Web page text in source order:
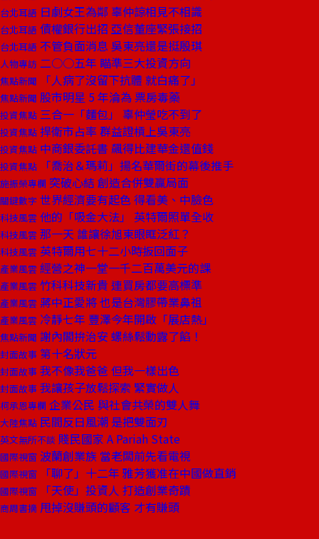
台北耳語 日劇女王為鄰 辜仲諒相見不相識
台北耳語 債權銀行出招 亞信董座緊張接招
台北耳語 不管負面消息 吳東亮還是挺殷琪
人物專訪 二○○五年 瞄準三大投資方向
焦點新聞 「人病了沒留下抗體 就白痛了」
焦點新聞 股市明星 5 年淪為 票房毒藥
投資焦點 三合一「麵包」 辜仲瑩吃不到了
投資焦點 捍衛市占率 群益證槓上吳東亮
投資焦點 中商銀委託書 飆得比建華金還值錢
投資焦點 「喬治＆瑪莉」揚名華爾街的幕後推手
施振榮專欄 突破心結 創造合併雙贏局面
關鍵數字 世界經濟要有起色 得看美、中臉色
科技風雲 他的「吸金大法」 英特爾照單全收
科技風雲 那一天 誰讓徐旭東眼眶泛紅？
科技風雲 英特爾用七十二小時扳回面子
產業風雲 經營之神一堂一千二百萬美元的課
產業風雲 竹科科技新貴 連買房都要高標準
產業風雲 蔣中正愛將 也是台灣膠帶業鼻祖
產業風雲 冷靜七年 豐澤今年開啟「展店熱」
焦點新聞 謝內閣拚治安 螺絲鬆動露了餡！
封面故事 第十名狀元
封面故事 我不像我爸爸 但我一樣出色
封面故事 我讓孩子放鬆探索 緊實做人
柯承恩專欄 企業公民 與社會共榮的雙人舞
大陸焦點 民間反日風潮 是把雙面刃
英文無所不談 賤民國家 A Pariah State
國際視窗 波蘭創業族 當老闆前先看電視
國際視窗 「聊了」十二年 雅芳獲准在中國做直銷
國際視窗 「天使」投資人 打造創業奇蹟
商周書摘 甩掉沒賺頭的顧客 才有賺頭